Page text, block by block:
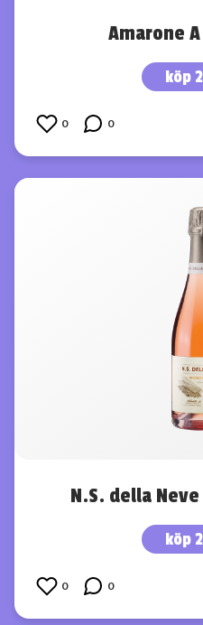
Amarone
köp
0 0
N.S. della
köp
0 0